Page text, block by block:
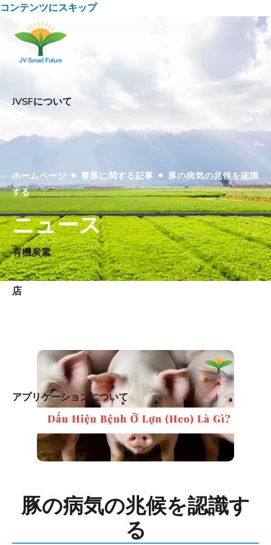
コンテンツにスキップ
JVSFについて
有機炭素
店
アプリケーションについて
ホームページ • 養豚に関する記事 • 豚の病気の兆候を認識
する
ニュース
豚の病気の兆候を認識す
る